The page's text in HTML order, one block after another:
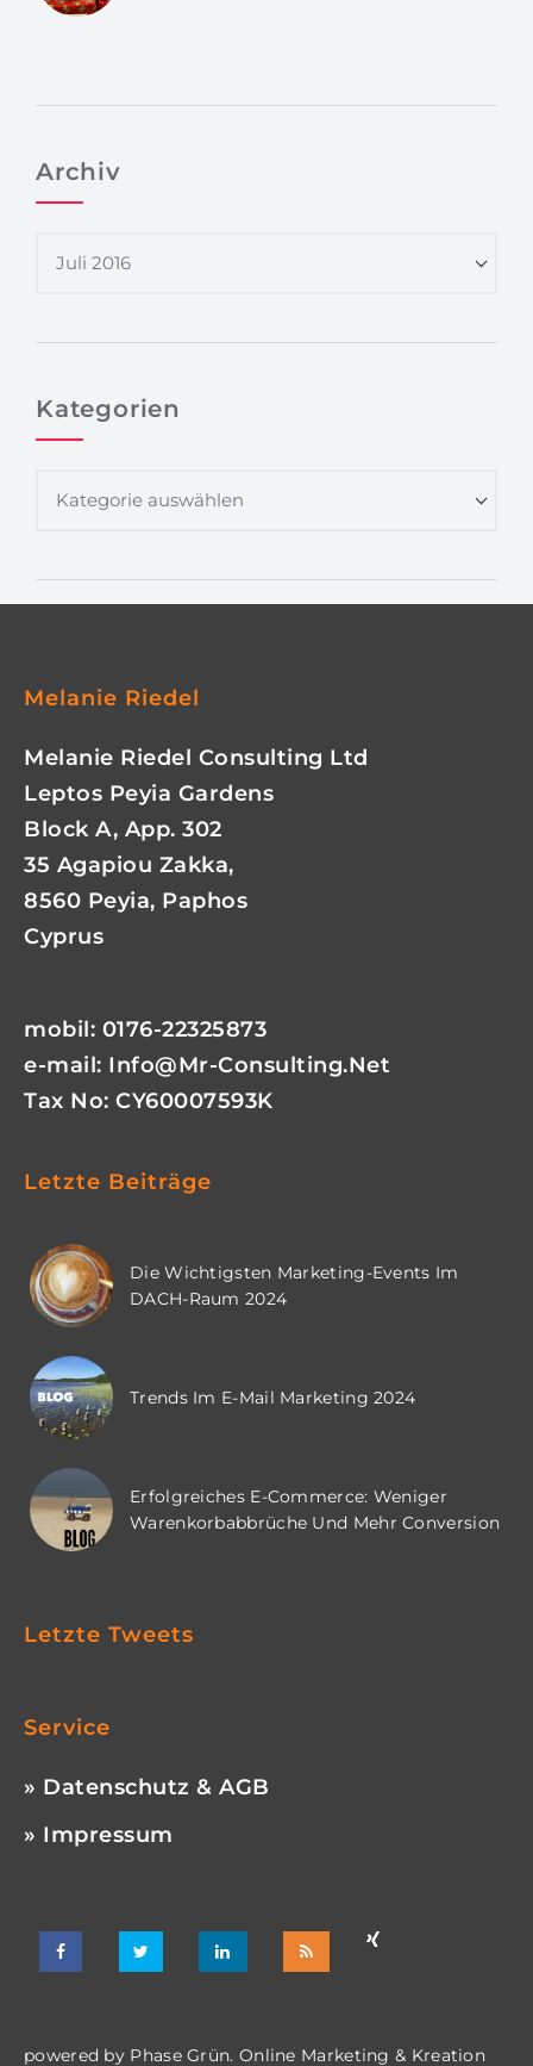
Archiv
Kategorien
Melanie Riedel
Melanie Riedel Consulting Ltd
Leptos Peyia Gardens
Block A, App. 302
35 Agapiou Zakka,
8560 Peyia, Paphos
Cyprus
mobil: 0176-22325873
e-mail: Info@mr-Consulting.net
Tax No: CY60007593K
Letzte Beiträge
Die Wichtigsten Marketing-Events Im
DACH-Raum 2024
Trends Im E-Mail Marketing 2024
Erfolgreiches E-Commerce: Weniger
Warenkorbabbrüche Und Mehr Conversion
Letzte Tweets
Service
» Datenschutz & AGB
» Impressum
powered by Phase Grün. Online Marketing & Kreation